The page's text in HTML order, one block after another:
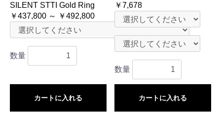
SILENT STTI Gold Ring
￥437,800 ～ ￥492,800
数量
カートに入れる
￥7,678
数量
カートに入れる